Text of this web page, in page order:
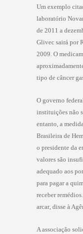
Um exemplo
laboratório
de 2011 a
Glivec sairá por
2009. O
tipo de câncer
O governo
instituições não
entanto, a
Brasileira de
o presidente da
valores são
adequado aos
para pagar a
receber
arcar, disse à
A associação